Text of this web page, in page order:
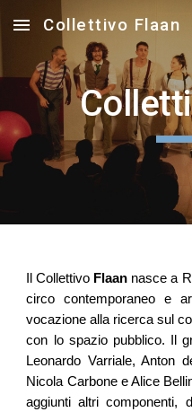
Skip to main content
Collettivo Flaan
Il Collettivo Flaan nasce a
circo contemporaneo e
vocazione alla ricerca sul
con lo spazio pubblico. Il
Leonardo Varriale, Anton
Nicola Carbone e Alice
aggiunti altri componenti,